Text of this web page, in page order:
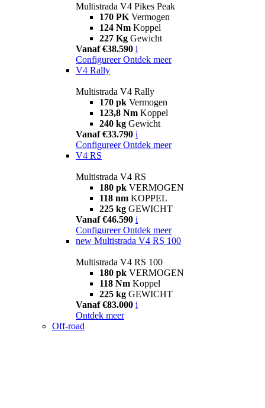
Multistrada V4 Pikes Peak
170 PK Vermogen
124 Nm Koppel
227 Kg Gewicht
Vanaf €38.590 i
Configureer Ontdek meer
V4 Rally
Multistrada V4 Rally
170 pk Vermogen
123,8 Nm Koppel
240 kg Gewicht
Vanaf €33.790 i
Configureer Ontdek meer
V4 RS
Multistrada V4 RS
180 pk VERMOGEN
118 nm KOPPEL
225 kg GEWICHT
Vanaf €46.590 i
Configureer Ontdek meer
new Multistrada V4 RS 100
Multistrada V4 RS 100
180 pk VERMOGEN
118 Nm Koppel
225 kg GEWICHT
Vanaf €83.000 i
Ontdek meer
Off-road